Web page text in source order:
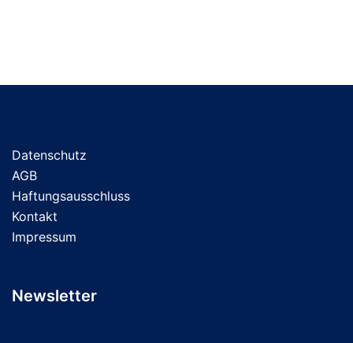
Datenschutz
AGB
Haftungsausschluss
Kontakt
Impressum
Newsletter